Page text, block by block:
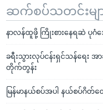
ဆက်စပ်သတင်းမျာ
နာလန်ထူဖို့ ကြိုးစားနေရဆဲ ပုဂံ
ခရီးသွားလုပ်ငန်းရှင်သန်ရေး
တိုက်တွန်း
မြန်မာနယ်စပ်အပါ နယ်စပ်ဂိတ်တွေ